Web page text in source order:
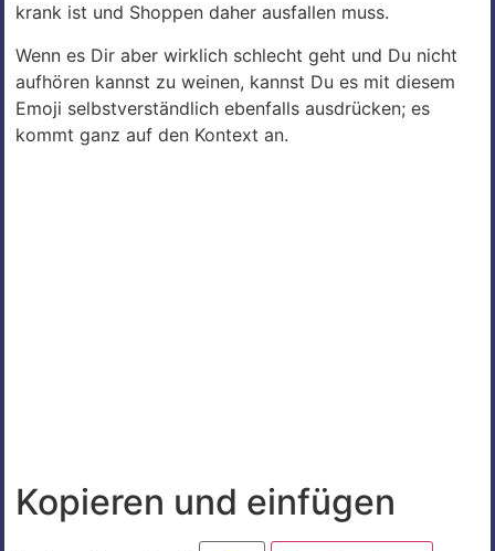
krank ist und Shoppen daher ausfallen muss.
Wenn es Dir aber wirklich schlecht geht und Du nicht
aufhören kannst zu weinen, kannst Du es mit diesem
Emoji selbstverständlich ebenfalls ausdrücken; es
kommt ganz auf den Kontext an.
Kopieren und einfügen